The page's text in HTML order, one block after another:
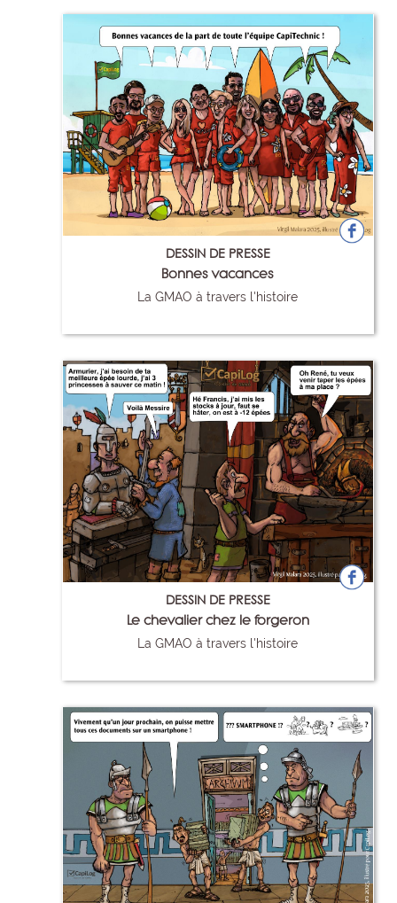
DESSIN DE PRESSE
Bonnes vacances
La GMAO à travers l'histoire
DESSIN DE PRESSE
Le chevalier chez le forgeron
La GMAO à travers l'histoire